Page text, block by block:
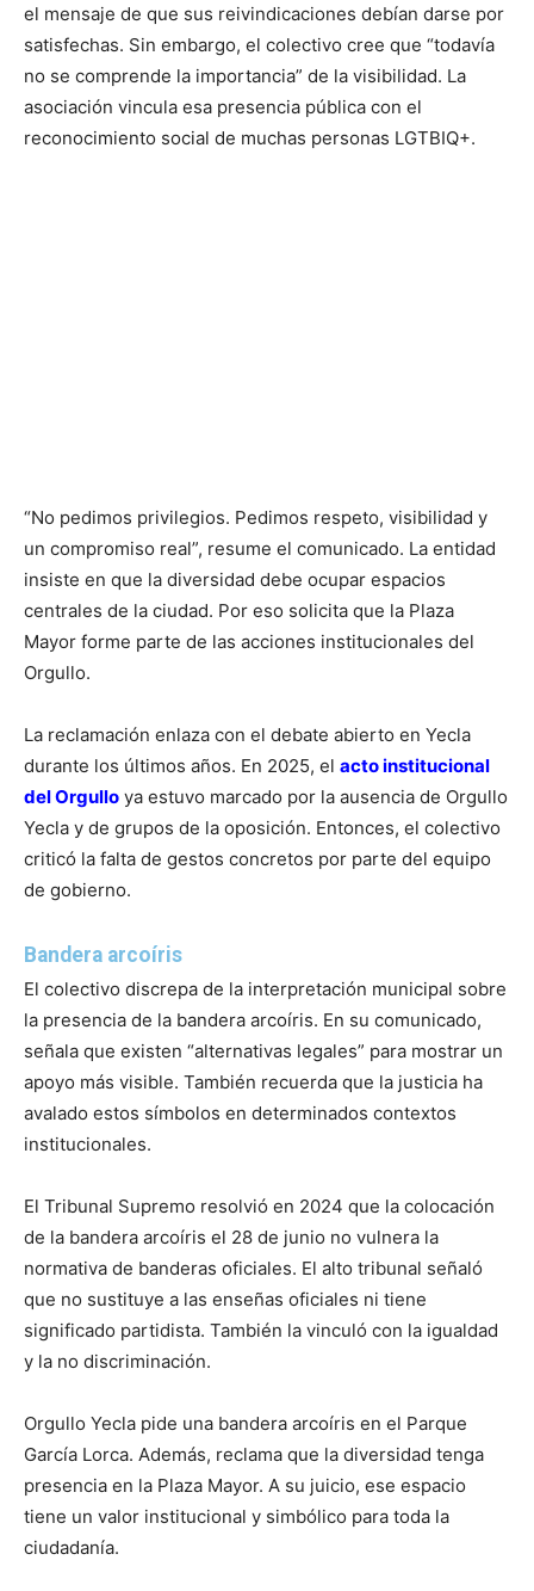
el mensaje de que sus reivindicaciones debían darse por
satisfechas. Sin embargo, el colectivo cree que “todavía
no se comprende la importancia” de la visibilidad. La
asociación vincula esa presencia pública con el
reconocimiento social de muchas personas LGTBIQ+.
“No pedimos privilegios. Pedimos respeto, visibilidad y
un compromiso real”, resume el comunicado. La entidad
insiste en que la diversidad debe ocupar espacios
centrales de la ciudad. Por eso solicita que la Plaza
Mayor forme parte de las acciones institucionales del
Orgullo.
La reclamación enlaza con el debate abierto en Yecla
durante los últimos años. En 2025, el acto institucional
del Orgullo ya estuvo marcado por la ausencia de Orgullo
Yecla y de grupos de la oposición. Entonces, el colectivo
criticó la falta de gestos concretos por parte del equipo
de gobierno.
Bandera arcoíris
El colectivo discrepa de la interpretación municipal sobre
la presencia de la bandera arcoíris. En su comunicado,
señala que existen “alternativas legales” para mostrar un
apoyo más visible. También recuerda que la justicia ha
avalado estos símbolos en determinados contextos
institucionales.
El Tribunal Supremo resolvió en 2024 que la colocación
de la bandera arcoíris el 28 de junio no vulnera la
normativa de banderas oficiales. El alto tribunal señaló
que no sustituye a las enseñas oficiales ni tiene
significado partidista. También la vinculó con la igualdad
y la no discriminación.
Orgullo Yecla pide una bandera arcoíris en el Parque
García Lorca. Además, reclama que la diversidad tenga
presencia en la Plaza Mayor. A su juicio, ese espacio
tiene un valor institucional y simbólico para toda la
ciudadanía.